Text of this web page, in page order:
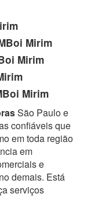
Mirim
Mirim
Mirim
São Paulo e
confiáveis que
em toda região
em
e
demais. Está
serviços